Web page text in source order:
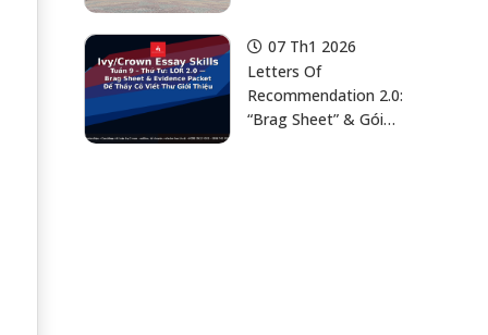
Âu: Các Ứng Viên Sáng
Giá
07 Th1 2026
Letters Of
Recommendation 2.0:
“Brag Sheet” & Gói